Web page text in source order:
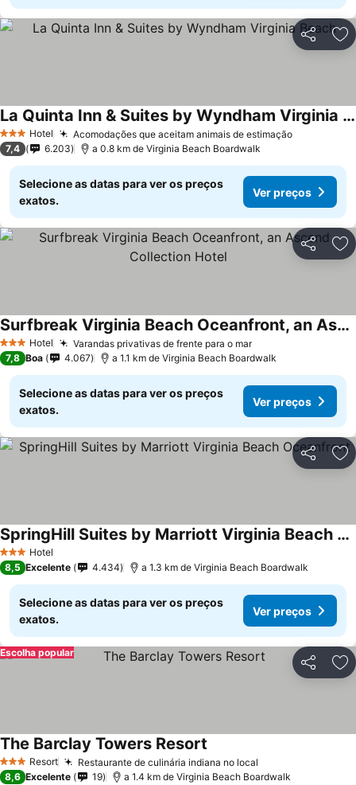
Partilhar
3 EstrelasHotel Acomodações que aceitam animais de estimação
La Quinta Inn & Suites by Wyndham Virginia Beach
7,4 6.203 a 0.8 km de Virginia Beach Boardwalk
Selecione as datas para ver os preços
exatos.
Ver preços
Partilhar
3 EstrelasHotel Varandas privativas de frente para o mar
Surfbreak Virginia Beach Oceanfront, an Ascend Collection Hotel
7,8 Boa 4.067 a 1.1 km de Virginia Beach Boardwalk
Selecione as datas para ver os preços
exatos.
Ver preços
Partilhar
3 EstrelasHotel
SpringHill Suites by Marriott Virginia Beach Oceanfront
8,5 Excelente 4.434 a 1.3 km de Virginia Beach Boardwalk
Selecione as datas para ver os preços
exatos.
Ver preços
Partilhar
Escolha popular
3 EstrelasResort Restaurante de culinária indiana no local
The Barclay Towers Resort
8,6 Excelente 19 a 1.4 km de Virginia Beach Boardwalk